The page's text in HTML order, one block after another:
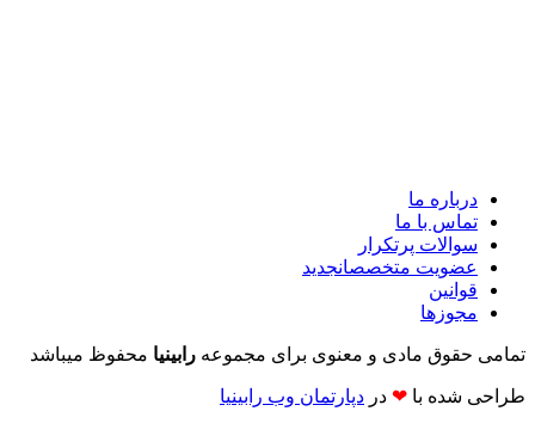
درباره ما
تماس با ما
سوالات پرتکرار
عضویت متخصصانجدید
قوانین
مجوزها
تمامی حقوق مادی و معنوی برای مجموعه رابینیا محفوظ میباشد
طراحی شده با ❤ در دپارتمان وب رابینیا​​